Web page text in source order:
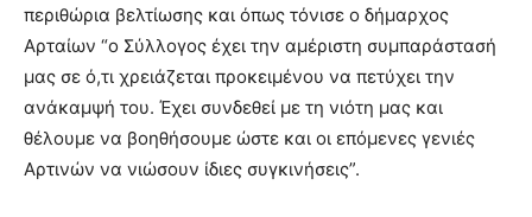
περιθώρια βελτίωσης και όπως τόνισε ο δήμαρχος
Αρταίων “o Σύλλογος έχει την αμέριστη συμπαράστασή
μας σε ό,τι χρειάζεται προκειμένου να πετύχει την
ανάκαμψή του. Έχει συνδεθεί με τη νιότη μας και
θέλουμε να βοηθήσουμε ώστε και οι επόμενες γενιές
Αρτινών να νιώσουν ίδιες συγκινήσεις”.